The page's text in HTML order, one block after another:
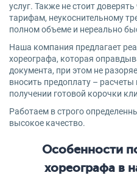
услуг. Также не стоит
тарифам, неукоснительному
полном объеме и нереально
Наша компания предлагает
хореографа, которая
документа, при этом не
вносить предоплату –
получении готовой корочки
Работаем в строго
высокое качество.
Особенности
хореографа в